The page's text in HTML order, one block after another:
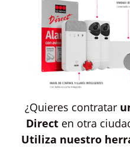
¿Quieres contratar
Directen otra
Utiliza nuestro